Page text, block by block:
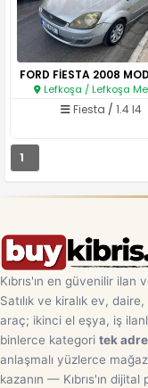
Lefkoşa / Lefkoşa
Fiesta / 1.4 I4
1
Kıbrıs'ın en güvenilir ilan
Satılık ve kiralık ev,
araç; ikinci el eşya, iş
binlerce kategori tek
anlaşmalı yüzlerce
kazanın — Kıbrıs'ın dijital